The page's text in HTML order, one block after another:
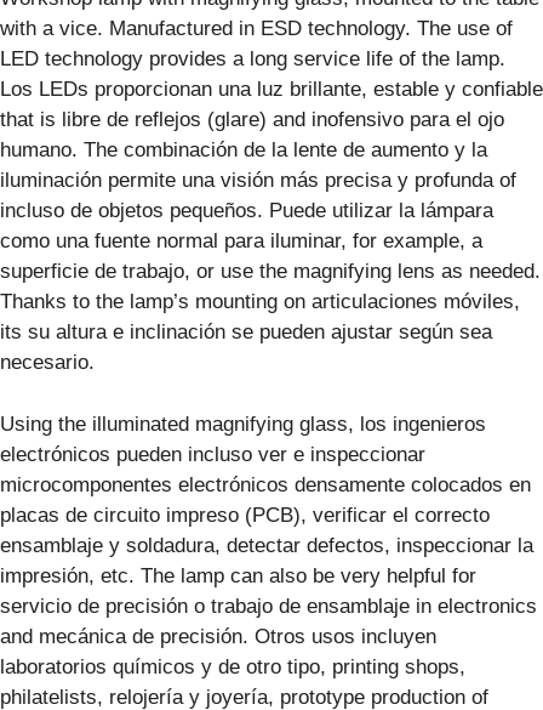
with a vice. Manufactured in ESD technology. The use of
LED technology provides a long service life of the lamp.
Los LEDs proporcionan una luz brillante, estable y confiable
that is libre de reflejos (glare) and inofensivo para el ojo
humano. The combinación de la lente de aumento y la
iluminación permite una visión más precisa y profunda of
incluso de objetos pequeños. Puede utilizar la lámpara
como una fuente normal para iluminar, for example, a
superficie de trabajo, or use the magnifying lens as needed.
Thanks to the lamp’s mounting on articulaciones móviles,
its su altura e inclinación se pueden ajustar según sea
necesario.
Using the illuminated magnifying glass, los ingenieros
electrónicos pueden incluso ver e inspeccionar
microcomponentes electrónicos densamente colocados en
placas de circuito impreso (PCB), verificar el correcto
ensamblaje y soldadura, detectar defectos, inspeccionar la
impresión, etc. The lamp can also be very helpful for
servicio de precisión o trabajo de ensamblaje in electronics
and mecánica de precisión. Otros usos incluyen
laboratorios químicos y de otro tipo, printing shops,
philatelists, relojería y joyería, prototype production of